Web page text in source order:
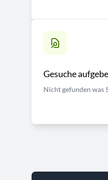
Gesuche
Nicht gefunden was